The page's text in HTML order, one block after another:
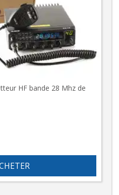
HF bande 28 Mhz de